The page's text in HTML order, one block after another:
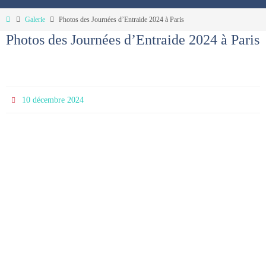
HomeGalerie Photos des Journées d’Entraide 2024 à Paris
Photos des Journées d’Entraide 2024 à Paris
10 décembre 2024